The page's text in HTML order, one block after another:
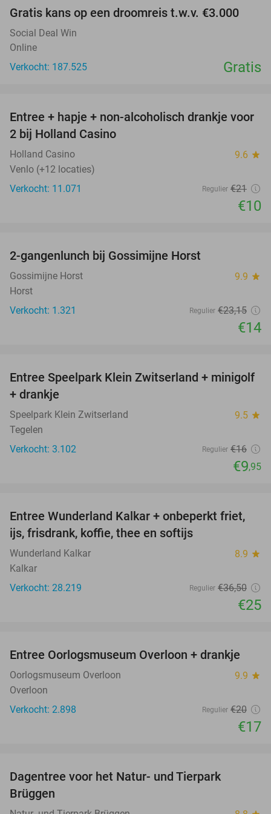
Gratis kans op een droomreis t.w.v. €3.000
Social Deal Win
Online
Verkocht: 187.525
Gratis
52%
Entree + hapje + non-alcoholisch drankje voor
2 bij Holland Casino
Holland Casino 9.6 star
Venlo (+12 locaties)
Verkocht: 11.071
Regulier €21
€10
2-gangenlunch bij Gossimijne Horst
Gossimijne Horst 9.9 star
Horst
Verkocht: 1.321
Regulier €23,15
€14
38%
Entree Speelpark Klein Zwitserland + minigolf
+ drankje
Speelpark Klein Zwitserland 9.5 star
Tegelen
Verkocht: 3.102
Regulier €16
€9,95
32%
Entree Wunderland Kalkar + onbeperkt friet,
ijs, frisdrank, koffie, thee en softijs
Wunderland Kalkar 8.9 star
Kalkar
Verkocht: 28.219
Regulier €36,50
€25
15%
Entree Oorlogsmuseum Overloon + drankje
Oorlogsmuseum Overloon 9.9 star
Overloon
Verkocht: 2.898
Regulier €20
€17
Dagentree voor het Natur- und Tierpark
Brüggen